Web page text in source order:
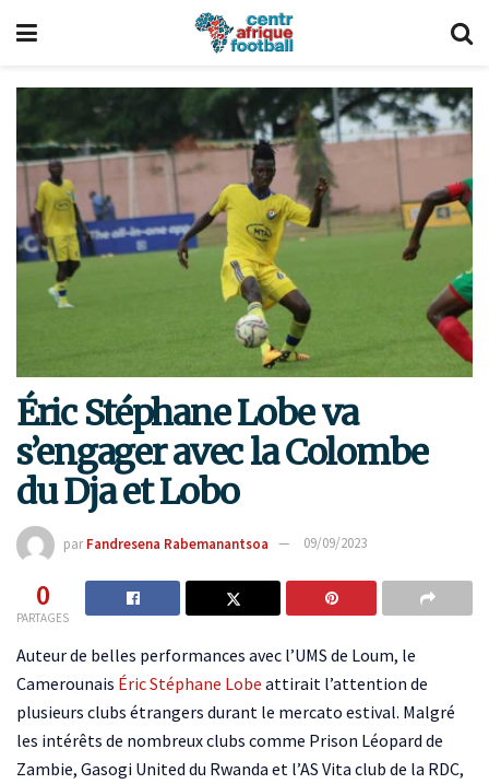
Éric Stéphane Lobe va
s’engager avec la Colombe
du Dja et Lobo
par Fandresena Rabemanantsoa 09/09/2023
0
PARTAGES
Auteur de belles performances avec l’UMS de Loum, le
Camerounais Éric Stéphane Lobe attirait l’attention de
plusieurs clubs étrangers durant le mercato estival. Malgré
les intérêts de nombreux clubs comme Prison Léopard de
Zambie, Gasogi United du Rwanda et l’AS Vita club de la RDC,